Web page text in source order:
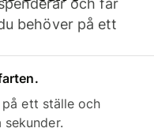
och får
behöver på ett
ett ställe och